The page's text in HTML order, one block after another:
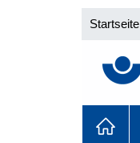
Startseite